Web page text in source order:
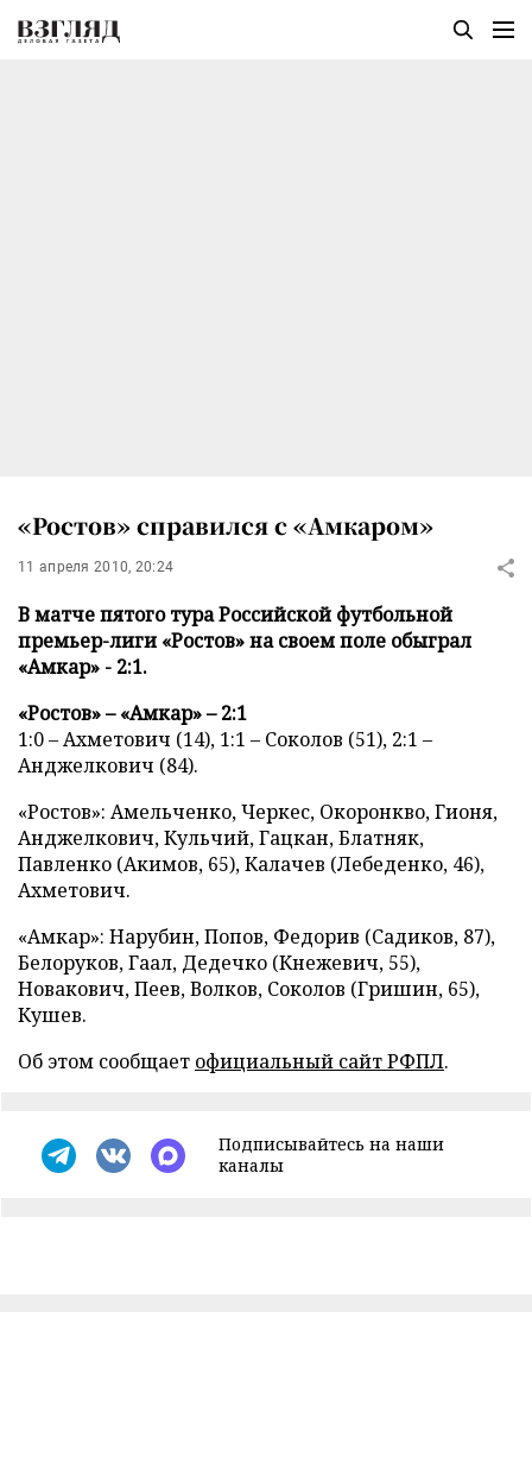
«Ростов» справился с «Амкаром»
11 апреля 2010, 20:24
В матче пятого тура Российской футбольной
премьер-лиги «Ростов» на своем поле обыграл
«Амкар» - 2:1.
«Ростов» – «Амкар» – 2:1
1:0 – Ахметович (14), 1:1 – Соколов (51), 2:1 –
Анджелкович (84).
«Ростов»: Амельченко, Черкес, Окоронкво, Гионя,
Анджелкович, Кульчий, Гацкан, Блатняк,
Павленко (Акимов, 65), Калачев (Лебеденко, 46),
Ахметович.
«Амкар»: Нарубин, Попов, Федорив (Садиков, 87),
Белоруков, Гаал, Дедечко (Кнежевич, 55),
Новакович, Пеев, Волков, Соколов (Гришин, 65),
Кушев.
Об этом сообщает официальный сайт РФПЛ.
Подписывайтесь на наши
каналы